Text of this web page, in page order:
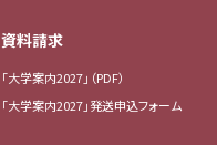
資料請求
「大学案内2027」（PDF）
「大学案内2027」発送申込フォーム